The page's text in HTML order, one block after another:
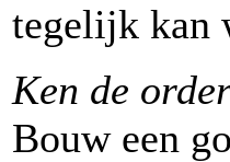
tegelijk kan
Ken de
Bouw een